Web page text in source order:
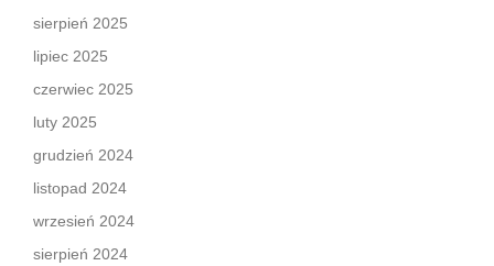
sierpień 2025
lipiec 2025
czerwiec 2025
luty 2025
grudzień 2024
listopad 2024
wrzesień 2024
sierpień 2024